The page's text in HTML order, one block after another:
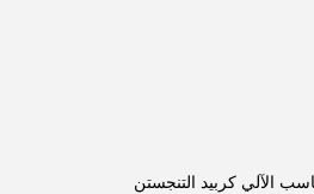
الآلي كربيد التنجستن